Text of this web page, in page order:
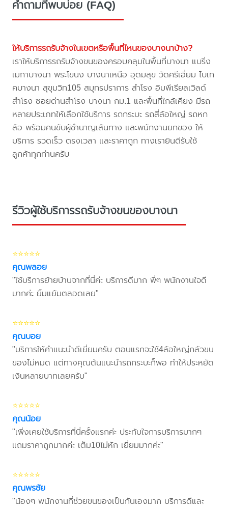
คำถามที่พบบ่อย (FAQ)
ให้บริการรถรับจ้างในเขตหรือพื้นที่ไหนของบางนาบ้าง?
เราให้บริการรถรับจ้างขนของครอบคลุมในพื้นที่บางนา แบริ่ง
เมกาบางนา พระโขนง บางนาเหนือ อุดมสุข วัดศรีเอี่ยม ไบเท
คบางนา สุขุมวิท105 สมุทรปราการ สำโรง อิมพีเรียลเวิลด์
สำโรง ซอยด่านสำโรง บางนา กม.1 และพื้นที่ใกล้เคียง มีรถ
หลายประเภทให้เลือกใช้บริการ รถกระบะ รถสี่ล้อใหญ่ รถหก
ล้อ พร้อมคนขับผู้ชำนาญเส้นทาง และพนักงานยกของ ให้
บริการ รวดเร็ว ตรงเวลา และราคาถูก ทางเรายินดีรับใช้
ลูกค้าทุกท่านครับ
รีวิวผู้ใช้บริการรถรับจ้างขนของบางนา
⭐⭐⭐⭐⭐
คุณพลอย
"ใช้บริการย้ายบ้านจากที่นี่ค่ะ บริการดีมาก พี่ๆ พนักงานใจดี
มากค่ะ ยิ้มแย้มตลอดเลย"
⭐⭐⭐⭐⭐
คุณบอย
"บริการให้คำแนะนำดีเยี่ยมครับ ตอนแรกจะใช้4ล้อใหญ่กลัวขน
ของไม่หมด แต่ทางคุณต้นแนะนำรถกระบะก็พอ ทำให้ประหยัด
เงินหลายบาทเลยครับ"
⭐⭐⭐⭐⭐
คุณน้อย
"เพิ่งเคยใช้บริการที่นี่ครั้งแรกค่ะ ประทับใจการบริการมากๆ
แถมราคาถูกมากค่ะ เต็ม10ไม่หัก เยี่ยมมากค่ะ"
⭐⭐⭐⭐⭐
คุณพรชัย
"น้องๆ พนักงานที่ช่วยขนของเป็นกันเองมาก บริการดีและ